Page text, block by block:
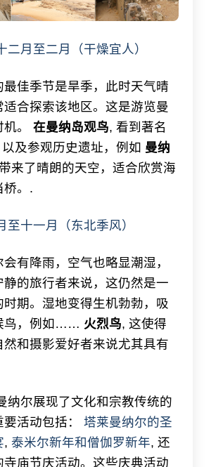
二月至二月（干燥宜人）
最佳季节是旱季，此时天气晴
适合探索该地区。这是游览曼
。 在曼纳岛观鸟, 看到著名
以及参观历史遗址，例如 曼纳
来了晴朗的天空，适合欣赏海
桥。.
至十一月（东北季风）
有降雨，空气也略显潮湿，
的旅行者来说，这仍然是一
时期。湿地变得生机勃勃，吸
鸟，例如…… 火烈鸟, 这使得
和摄影爱好者来说尤其具有
纳尔展现了文化和宗教传统的
活动包括： 塔莱曼纳尔的圣
, 泰米尔新年和僧伽罗新年, 还
寺庙节庆活动。这些庆典活动